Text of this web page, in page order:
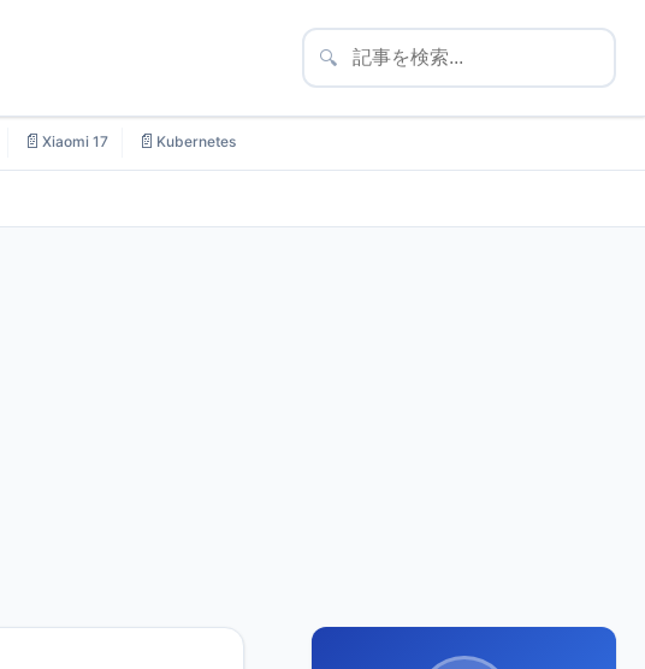
🔍
📄 Xiaomi 17 📄 Kubernetes